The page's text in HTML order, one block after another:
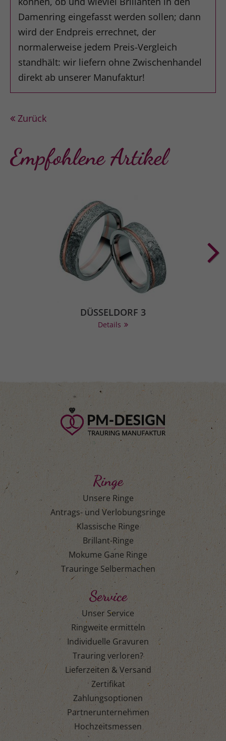
Damenring eingefasst werden sollen; dann
wird der Endpreis errechnet, der
normalerweise jedem Preis-Vergleich
standhält: wir liefern ohne Zwischenhandel
direkt ab unserer Manufaktur!
Zurück
Empfohlene Artikel
DÜSSELDORF 3
Details
Ringe
Unsere Ringe
Antrags- und Verlobungsringe
Klassische Ringe
Brillant-Ringe
Mokume Gane Ringe
Trauringe Selbermachen
Service
Unser Service
Ringweite ermitteln
Individuelle Gravuren
Trauring verloren?
Lieferzeiten & Versand
Zertifikat
Zahlungsoptionen
Partnerunternehmen
Hochzeitsmessen